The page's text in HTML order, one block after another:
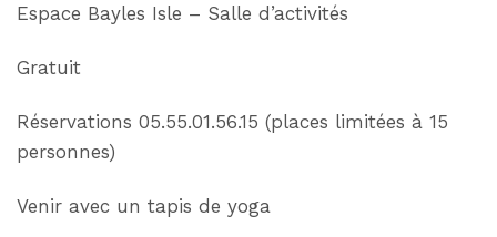
Espace Bayles Isle – Salle d’activités
Gratuit
Réservations 05.55.01.56.15 (places limitées à 15
personnes)
Venir avec un tapis de yoga